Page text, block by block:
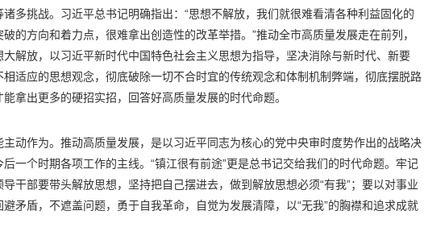
诸多挑战。习近平总书记明确指出：“思想不解放，我们就很难看清各种利益固化的
的方向和着力点，很难拿出创造性的改革举措。”推动全市高质量发展走在前列，
解放，以习近平新时代中国特色社会主义思想为指导，坚决消除与新时代、新要
相适应的思想观念，彻底破除一切不合时宜的传统观念和体制机制弊端，彻底摆脱路
拿出更多的硬招实招，回答好高质量发展的时代命题。
主动作为。推动高质量发展，是以习近平同志为核心的党中央审时度势作出的战略决
一个时期各项工作的主线。“镇江很有前途”更是总书记交给我们的时代命题。牢记
干部要带头解放思想，坚持把自己摆进去，做到解放思想必须“有我”；要以对事业
矛盾，不遮盖问题，勇于自我革命，自觉为发展清障，以“无我”的胸襟和追求成就